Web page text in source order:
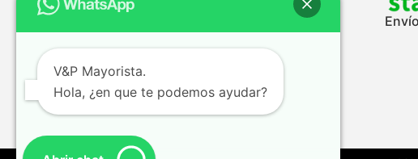
V&P Mayorista.
Hola, ¿en que te podemos ayudar?